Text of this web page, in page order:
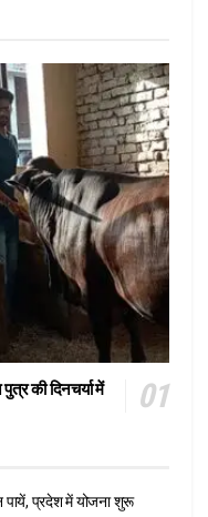
की दिनचर्या में
पायें, प्रदेश में योजना शुरू